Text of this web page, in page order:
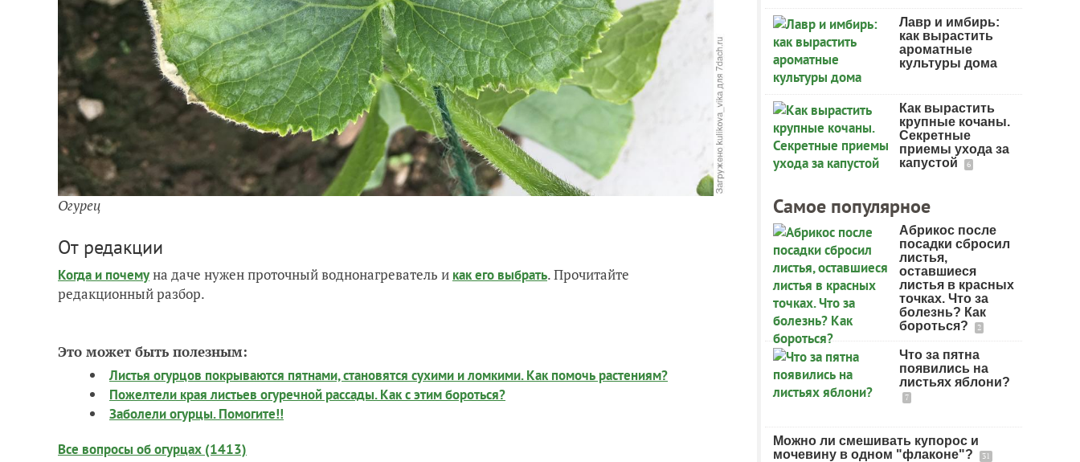
Огурец
От редакции
Когда и почемуна даче нужен проточный воднонагреватель и как его выбрать. Прочитайте
редакционный разбор.
Это может быть полезным:
Листья огурцов покрываются пятнами, становятся сухими и ломкими. Как помочь растениям?
Пожелтели края листьев огуречной рассады. Как с этим бороться?
Заболели огурцы. Помогите!!
Все вопросы об огурцах (1413)
Лавр и имбирь:
как вырастить
ароматные
культуры дома
Как вырастить
крупные кочаны.
Секретные
приемы ухода за
капустой
6
Самое популярное
Абрикос после
посадки сбросил
листья,
оставшиеся
листья в красных
точках. Что за
болезнь? Как
бороться?
2
Что за пятна
появились на
листьях яблони?
7
Можно ли смешивать купорос и
мочевину в одном "флаконе"?
31